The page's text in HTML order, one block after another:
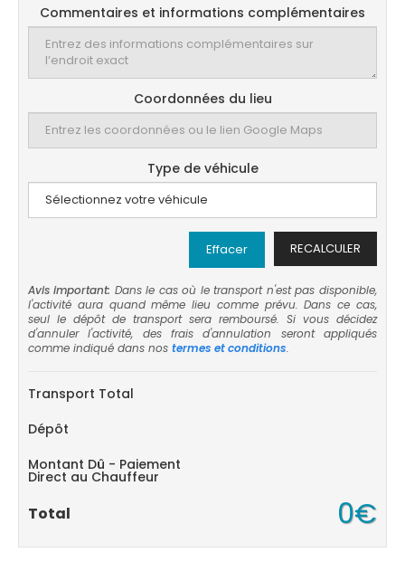
Commentaires et informations complémentaires
Coordonnées du lieu
Type de véhicule
RECALCULER
Effacer
Avis important: Dans le cas où le transport n'est pas disponible,
l'activité aura quand même lieu comme prévu. Dans ce cas,
seul le dépôt de transport sera remboursé. Si vous décidez
d'annuler l'activité, des frais d'annulation seront appliqués
comme indiqué dans nos termes et conditions.
Transport Total
Dépôt
Montant Dû - Paiement
Direct au Chauffeur
Total 0€